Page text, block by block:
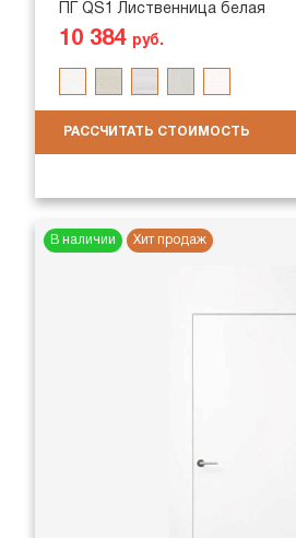
ПГ QS1 Лиственница белая
10 384 руб.
РАССЧИТАТЬ СТОИМОСТЬ
В наличии Хит продаж